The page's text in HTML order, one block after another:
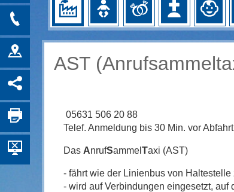
AST
05631 506 20 88
Telef. Anmeldung bis 30 Min. vor
Das AnrufSammel Taxi (AST)
- fährt wie der Linienbus von Haltestelle
- wird auf Verbindungen eingesetzt, auf